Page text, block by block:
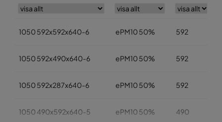
1050 592x592x640-6 ePM10 50% 592
1050 592x490x640-6 ePM10 50% 592
1050 592x287x640-6 ePM10 50% 592
1050 490x592x640-5 ePM10 50% 490